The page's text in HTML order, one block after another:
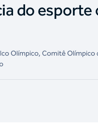
do
Olímpico, Comitê Olímpico